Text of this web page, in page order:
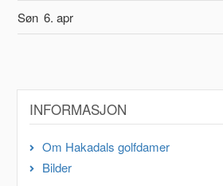
Søn 6. apr
INFORMASJON
Om Hakadals golfdamer
Bilder